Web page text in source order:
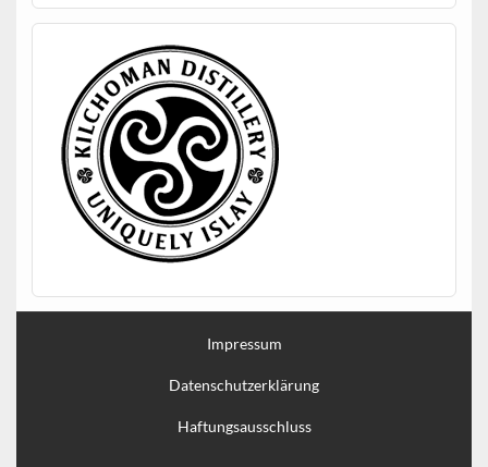
Impressum
Datenschutzerklärung
Haftungsausschluss